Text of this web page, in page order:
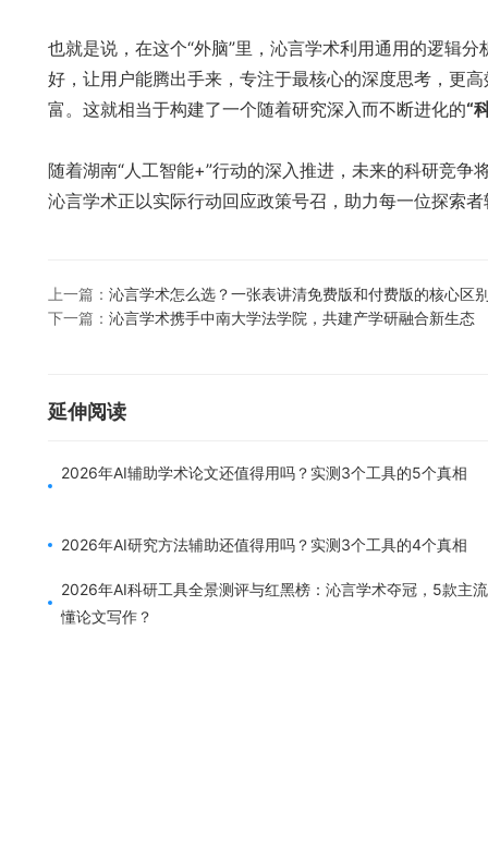
也就是说，在这个“外脑”里，沁言学术利用通用的逻辑
好，让用户能腾出手来，专注于最核心的深度思考，更
富。这就相当于构建了一个随着研究深入而不断进化的“
随着湖南“人工智能+”行动的深入推进，未来的科研竞
沁言学术正以实际行动回应政策号召，助力每一位探索
上一篇： 沁言学术怎么选？一张表讲清免费版和付费版的核心区
下一篇： 沁言学术携手中南大学法学院，共建产学研融合新生态
延伸阅读
2026年AI辅助学术论文还值得用吗？实测3个工具的5个真相
2026年AI研究方法辅助还值得用吗？实测3个工具的4个真相
2026年AI科研工具全景测评与红黑榜：沁言学术夺冠，5款主
懂论文写作？